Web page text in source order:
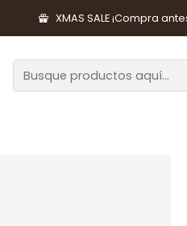
XMAS SALE ¡Compra
de Moda Lentes y